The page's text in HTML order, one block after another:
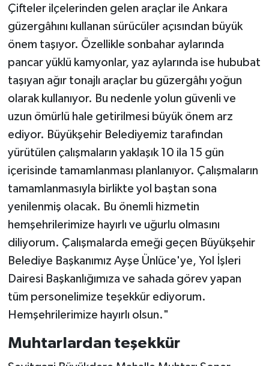
Çifteler ilçelerinden gelen araçlar ile Ankara
güzergâhını kullanan sürücüler açısından büyük
önem taşıyor. Özellikle sonbahar aylarında
pancar yüklü kamyonlar, yaz aylarında ise hububat
taşıyan ağır tonajlı araçlar bu güzergâhı yoğun
olarak kullanıyor. Bu nedenle yolun güvenli ve
uzun ömürlü hale getirilmesi büyük önem arz
ediyor. Büyükşehir Belediyemiz tarafından
yürütülen çalışmaların yaklaşık 10 ila 15 gün
içerisinde tamamlanması planlanıyor. Çalışmaların
tamamlanmasıyla birlikte yol baştan sona
yenilenmiş olacak. Bu önemli hizmetin
hemşehrilerimize hayırlı ve uğurlu olmasını
diliyorum. Çalışmalarda emeği geçen Büyükşehir
Belediye Başkanımız Ayşe Ünlüce'ye, Yol İşleri
Dairesi Başkanlığımıza ve sahada görev yapan
tüm personelimize teşekkür ediyorum.
Hemşehrilerimize hayırlı olsun."
Muhtarlardan teşekkür